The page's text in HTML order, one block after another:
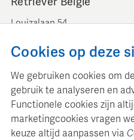
Louizalaan 54
+ 32 (0)2 893 00 52
www.retrievermedia.be
Cookies op deze
We gebruiken cookies om
gebruik te analyseren en
Functionele cookies zijn
marketingcookies vragen
keuze altijd aanpassen via